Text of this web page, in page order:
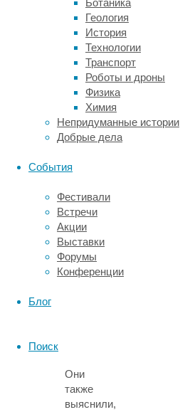
Ботаника
Геология
История
Технологии
Транспорт
Роботы и дроны
Физика
Химия
Непридуманные истории
Добрые дела
События
Фестивали
Встречи
Акции
Выставки
Форумы
Конференции
Блог
Поиск
сегментов
ядерной
митохондриальной
ДНК
(NUMT).
Исследователи
из
Мичиганского
университета
США
что
митохондрии
«вторгаются»
в
ядро
клеток
Они
также
выяснили,